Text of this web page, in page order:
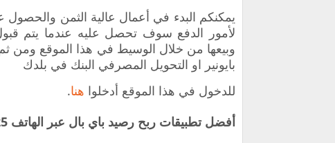
‏يمكنكم البدء في أعمال عالية الثمن
لأمور الدفع سوف تحصل عليه عندما يتم
وبيعها من خلال الوسيط في هذا الموقع ومن
بايونير او التحويل المصرفي البنك في بلدك
‏للدخول في هذا الموقع أدخلوا هنا.
أفضل تطبيقات ربح رصيد باي بال عبر الهاتف 2025